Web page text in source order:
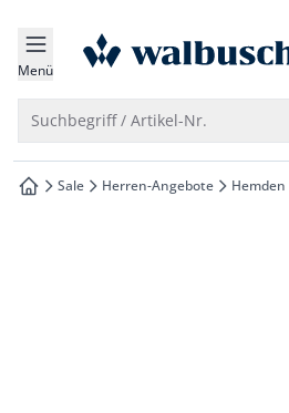
springen
springen
springen
springen
Menü zur Startseite
Suchbegriff / Artikel-Nr.
zur Startseite
Sale Herren-Angebote Hemden